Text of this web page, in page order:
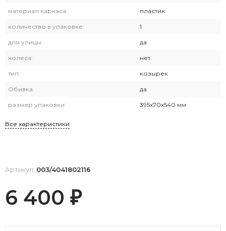
материал каркаса: пластик
количество в упаковке: 1
для улицы: да
колеса: нет
тип: козырек
Обивка: да
размер упаковки: 395х70х540 мм
Все характеристики
Артикул: 003/4041802116
6 400 ₽